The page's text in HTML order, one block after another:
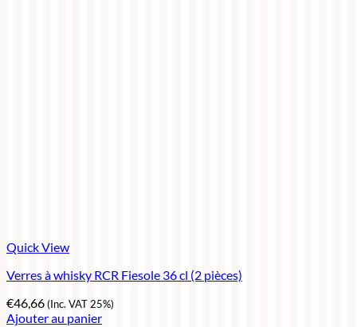
Quick View
Verres à whisky RCR Fiesole 36 cl (2 pièces)
€46,66(Inc. VAT 25%)
Ajouter au panier